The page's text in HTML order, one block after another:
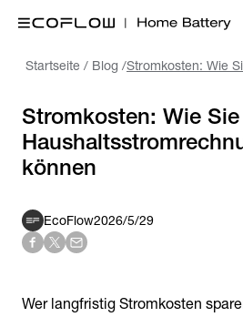
Startseite / Blog /
Stromkosten: Wie
können
EcoFlow2026/5/29
Wer langfristig Stromkosten